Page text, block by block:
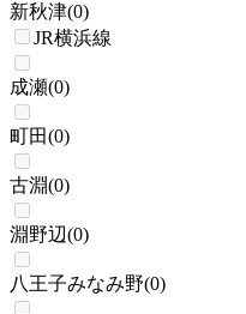
新秋津(0)
JR横浜線
成瀬(0)
町田(0)
古淵(0)
淵野辺(0)
八王子みなみ野(0)